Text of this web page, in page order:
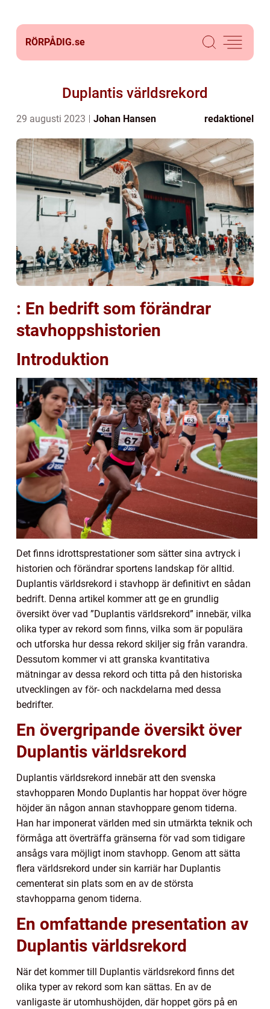
RÖRPÅDIG.se
Duplantis världsrekord
29 augusti 2023 Johan Hansen redaktionel
: En bedrift som förändrar
stavhoppshistorien
Introduktion
Det finns idrottsprestationer som sätter sina avtryck i
historien och förändrar sportens landskap för alltid.
Duplantis världsrekord i stavhopp är definitivt en sådan
bedrift. Denna artikel kommer att ge en grundlig
översikt över vad ”Duplantis världsrekord” innebär, vilka
olika typer av rekord som finns, vilka som är populära
och utforska hur dessa rekord skiljer sig från varandra.
Dessutom kommer vi att granska kvantitativa
mätningar av dessa rekord och titta på den historiska
utvecklingen av för- och nackdelarna med dessa
bedrifter.
En övergripande översikt över
Duplantis världsrekord
Duplantis världsrekord innebär att den svenska
stavhopparen Mondo Duplantis har hoppat över högre
höjder än någon annan stavhoppare genom tiderna.
Han har imponerat världen med sin utmärkta teknik och
förmåga att överträffa gränserna för vad som tidigare
ansågs vara möjligt inom stavhopp. Genom att sätta
flera världsrekord under sin karriär har Duplantis
cementerat sin plats som en av de största
stavhopparna genom tiderna.
En omfattande presentation av
Duplantis världsrekord
När det kommer till Duplantis världsrekord finns det
olika typer av rekord som kan sättas. En av de
vanligaste är utomhushöjden, där hoppet görs på en